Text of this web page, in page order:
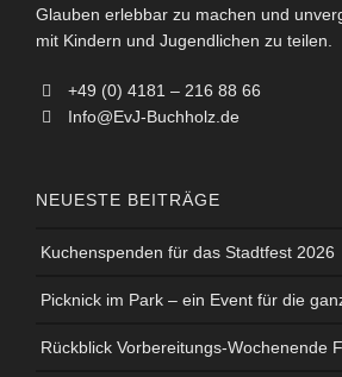
Glauben erlebbar zu machen und
mit Kindern und Jugendlichen zu teilen.
+49 (0) 4181 – 216 88 66
Info@EvJ-Buchholz.de
NEUESTE BEITRÄGE
Kuchenspenden für das Stadtfest 2026
Picknick im Park – ein Event für die
Rückblick Vorbereitungs-Wochenende